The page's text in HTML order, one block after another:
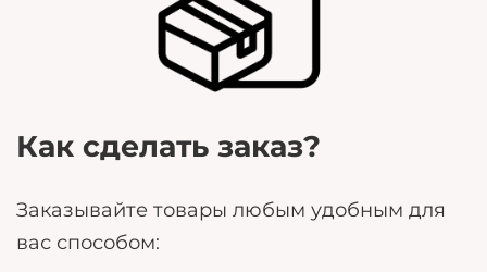
могут помочь нам лучше удовлетворить ваши
потребности.
Как сделать заказ?
Заказывайте товары любым удобным для
вас способом: